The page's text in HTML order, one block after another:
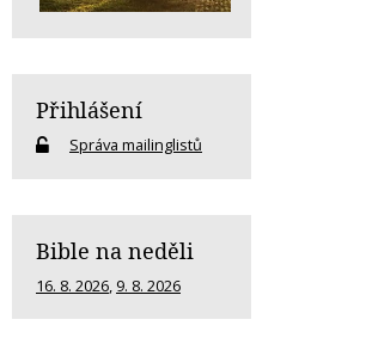
Přihlášení
Správa mailinglistů
Bible na neděli
16. 8. 2026, 9. 8. 2026